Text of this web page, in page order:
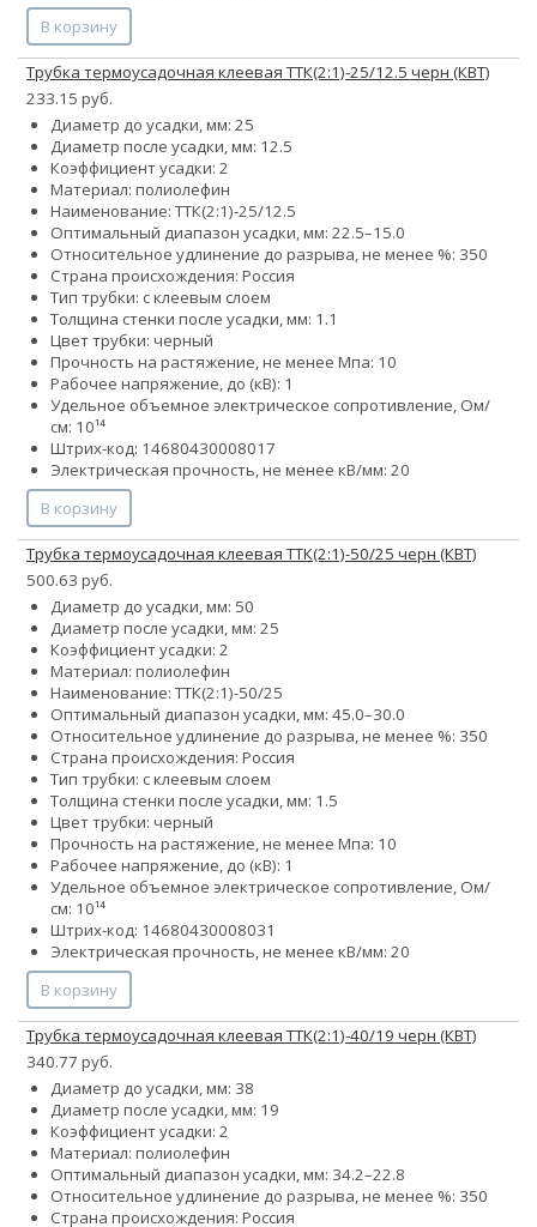
В корзину
Трубка термоусадочная клеевая ТТК(2:1)-25/12.5 черн (КВТ)
233.15 руб.
Диаметр до усадки, мм: 25
Диаметр после усадки, мм: 12.5
Коэффициент усадки: 2
Материал: полиолефин
Наименование: ТТК(2:1)-25/12.5
Оптимальный диапазон усадки, мм: 22.5–15.0
Относительное удлинение до разрыва, не менее %: 350
Страна происхождения: Россия
Тип трубки: с клеевым слоем
Толщина стенки после усадки, мм: 1.1
Цвет трубки: черный
Прочность на растяжение, не менее Мпа: 10
Рабочее напряжение, до (кВ): 1
Удельное объемное электрическое сопротивление, Ом/
см: 10¹⁴
Штрих-код: 14680430008017
Электрическая прочность, не менее кВ/мм: 20
В корзину
Трубка термоусадочная клеевая ТТК(2:1)-50/25 черн (КВТ)
500.63 руб.
Диаметр до усадки, мм: 50
Диаметр после усадки, мм: 25
Коэффициент усадки: 2
Материал: полиолефин
Наименование: ТТК(2:1)-50/25
Оптимальный диапазон усадки, мм: 45.0–30.0
Относительное удлинение до разрыва, не менее %: 350
Страна происхождения: Россия
Тип трубки: с клеевым слоем
Толщина стенки после усадки, мм: 1.5
Цвет трубки: черный
Прочность на растяжение, не менее Мпа: 10
Рабочее напряжение, до (кВ): 1
Удельное объемное электрическое сопротивление, Ом/
см: 10¹⁴
Штрих-код: 14680430008031
Электрическая прочность, не менее кВ/мм: 20
В корзину
Трубка термоусадочная клеевая ТТК(2:1)-40/19 черн (КВТ)
340.77 руб.
Диаметр до усадки, мм: 38
Диаметр после усадки, мм: 19
Коэффициент усадки: 2
Материал: полиолефин
Оптимальный диапазон усадки, мм: 34.2–22.8
Относительное удлинение до разрыва, не менее %: 350
Страна происхождения: Россия